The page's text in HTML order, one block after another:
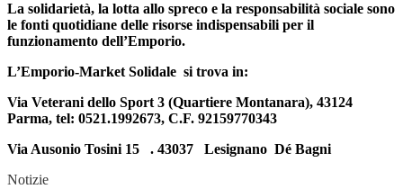
La solidarietà, la lotta allo spreco e la responsabilità sociale sono
le fonti quotidiane delle risorse indispensabili per il
funzionamento dell’Emporio.
L’Emporio-Market Solidale si trova in:
Via Veterani dello Sport 3 (Quartiere Montanara), 43124
Parma, tel: 0521.1992673, C.F. 92159770343
Via Ausonio Tosini 15 . 43037 Lesignano Dé Bagni
Notizie